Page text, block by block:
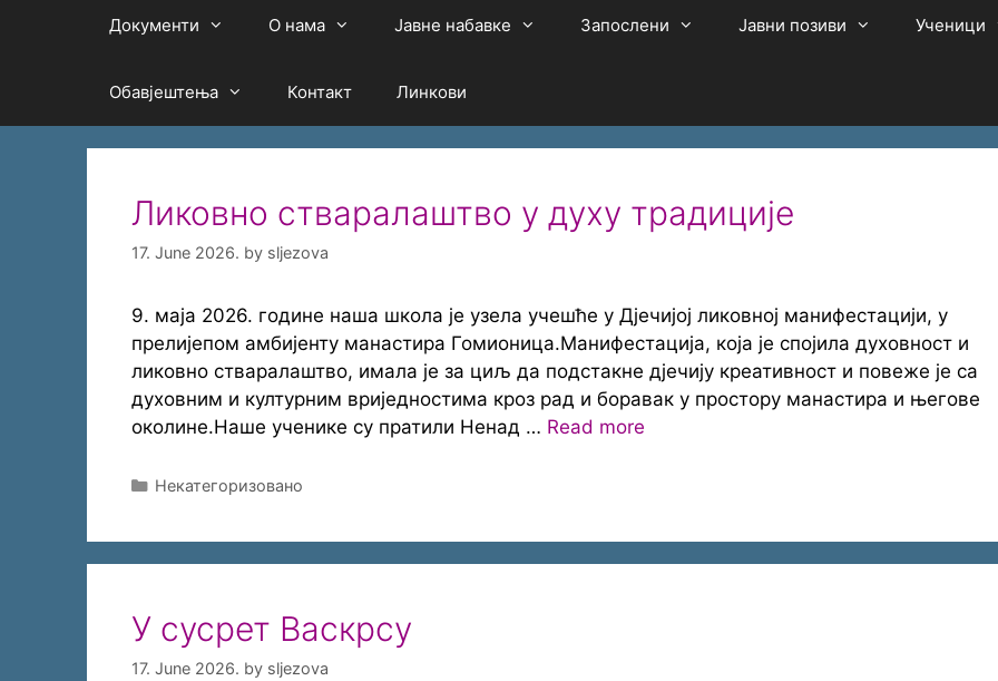
Документи О нама Јавне набавке Запослени Јавни позиви Ученици
Обавјештења Контакт Линкови
Ликовно стваралаштво у духу традиције
17. June 2026. by sljezova
9. маја 2026. године наша школа је узела учешће у Дјечијој ликовној манифестацији, у
прелијепом амбијенту манастира Гомионица.Манифестација, која је спојила духовност и
ликовно стваралаштво, имала је за циљ да подстакне дјечију креативност и повеже је са
духовним и културним вриједностима кроз рад и боравак у простору манастира и његове
околине.Наше ученике су пратили Ненад … Read more
Categories
Некатегоризовано
У сусрет Васкрсу
17. June 2026. by sljezova